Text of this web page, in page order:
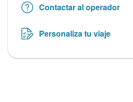
Contactar al operador
Personaliza tu viaje